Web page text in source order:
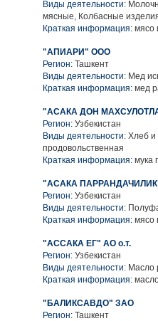
Виды деятельности:
мясные, Колбасные
Краткая информация: мясо
"АПИАРИ" ООО
Регион: Ташкент
Виды деятельности: Мед
Краткая информация: мед
"АСАКА ДОН
Регион: Узбекистан
Виды деятельности: Хлеб и
продовольственная
Краткая информация: мука
"АСАКА
Регион: Узбекистан
Виды деятельности:
Краткая информация: мясо
"АССАКА ЕГ" АО о.т.
Регион: Узбекистан
Виды деятельности: Масло
Краткая информация:
"БАЛИКСАВДО" ЗАО
Регион: Ташкент